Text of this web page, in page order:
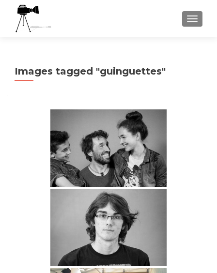
Images tagged "guinguettes"